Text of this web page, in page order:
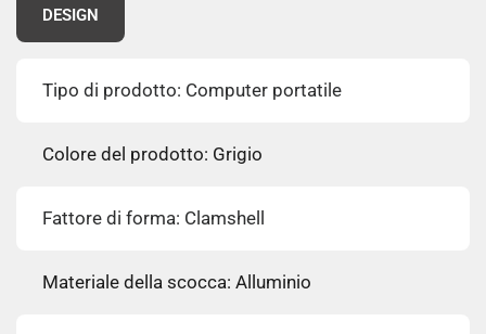
DESIGN
Tipo di prodotto: Computer portatile
Colore del prodotto: Grigio
Fattore di forma: Clamshell
Materiale della scocca: Alluminio